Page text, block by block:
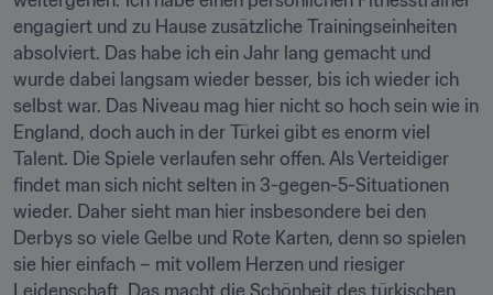
engagiert und zu Hause zusätzliche Trainingseinheiten
absolviert. Das habe ich ein Jahr lang gemacht und
wurde dabei langsam wieder besser, bis ich wieder ich
selbst war. Das Niveau mag hier nicht so hoch sein wie in
England, doch auch in der Türkei gibt es enorm viel
Talent. Die Spiele verlaufen sehr offen. Als Verteidiger
findet man sich nicht selten in 3-gegen-5-Situationen
wieder. Daher sieht man hier insbesondere bei den
Derbys so viele Gelbe und Rote Karten, denn so spielen
sie hier einfach – mit vollem Herzen und riesiger
Leidenschaft. Das macht die Schönheit des türkischen